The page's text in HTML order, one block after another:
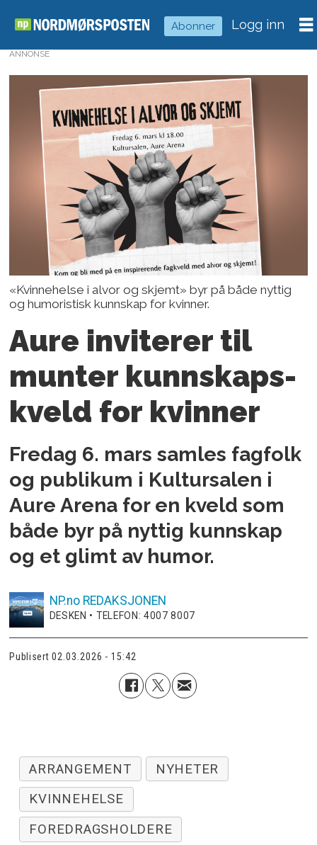
Abonner Logg inn
ANNONSE
«Kvinnehelse i alvor og skjemt» byr på både nyttig
og humoristisk kunnskap for kvinner.
Aure inviterer til
munter kunnskaps­
kveld for kvinner
Fredag 6. mars samles fagfolk
og publikum i Kultursalen i
Aure Arena for en kveld som
både byr på nyttig kunnskap
og et glimt av humor.
NP.no REDAKSJONEN
DESKEN • TELEFON: 4007 8007
Publisert 02.03.2026 - 15:42
ARRANGEMENT
NYHETER
KVINNEHELSE
FOREDRAGSHOLDERE